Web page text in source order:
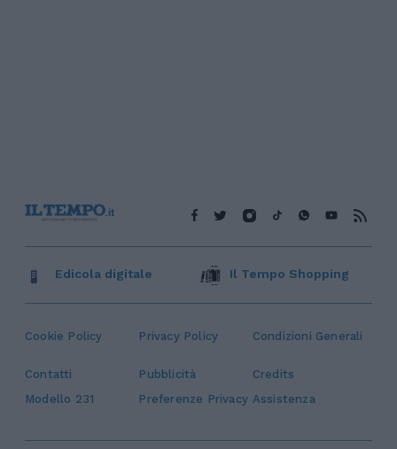
Cookie Policy Privacy Policy Condizioni Generali
Contatti Pubblicità
Credits
Modello 231
Preferenze Privacy Assistenza
Edicola digitale Il Tempo Shopping